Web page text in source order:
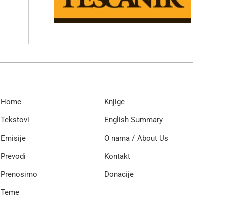
Home
Tekstovi
Emisije
Prevodi
Prenosimo
Teme
Knjige
English Summary
O nama / About Us
Kontakt
Donacije